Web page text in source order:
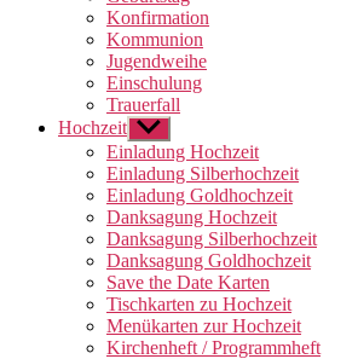
Konfirmation
Kommunion
Jugendweihe
Einschulung
Trauerfall
Hochzeit Untermenü
anzeigen
Einladung Hochzeit
Einladung Silberhochzeit
Einladung Goldhochzeit
Danksagung Hochzeit
Danksagung Silberhochzeit
Danksagung Goldhochzeit
Save the Date Karten
Tischkarten zu Hochzeit
Menükarten zur Hochzeit
Kirchenheft / Programmheft